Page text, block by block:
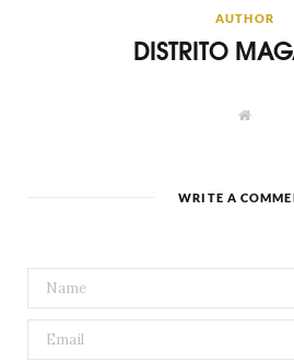
AUTHOR
DISTRITO
W
e
WRITE A